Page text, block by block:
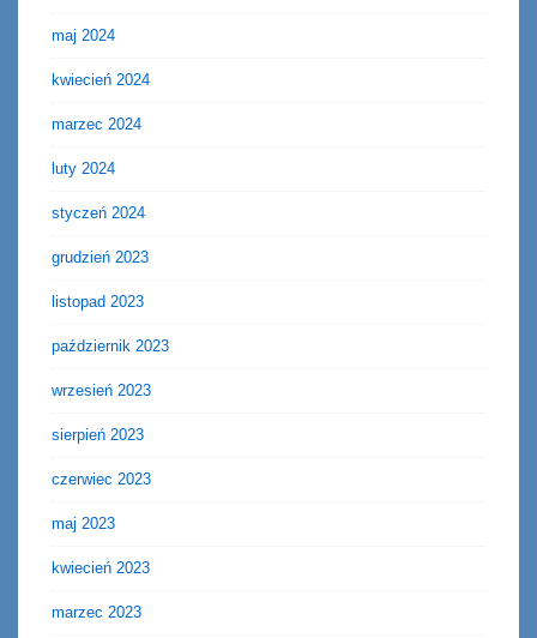
maj 2024
kwiecień 2024
marzec 2024
luty 2024
styczeń 2024
grudzień 2023
listopad 2023
październik 2023
wrzesień 2023
sierpień 2023
czerwiec 2023
maj 2023
kwiecień 2023
marzec 2023